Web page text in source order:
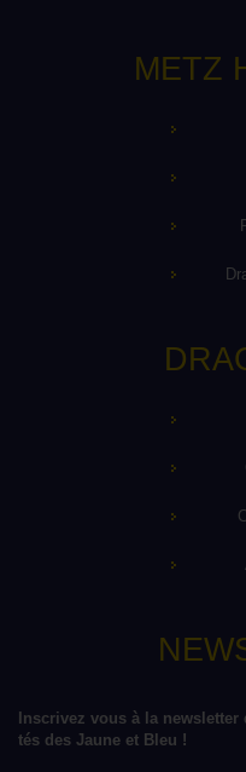
METZ
Inscrivez vous à la
tés des Jaune et Bleu !